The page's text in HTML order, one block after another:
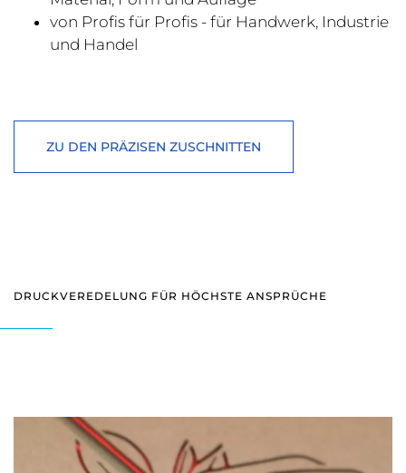
von Profis für Profis - für Handwerk, Industrie
und Handel
ZU DEN PRÄZISEN ZUSCHNITTEN
DRUCKVEREDELUNG FÜR HÖCHSTE ANSPRÜCHE